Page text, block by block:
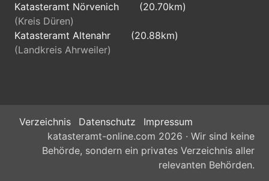
Katasteramt Nörvenich
(20.70km)
(Kreis Düren)
Katasteramt Altenahr
(20.88km)
(Landkreis Ahrweiler)
Verzeichnis Datenschutz
Impressum
katasteramt-online.com 2026 · Wir sind keine
Behörde, sondern ein privates Verzeichnis aller
relevanten Behörden.